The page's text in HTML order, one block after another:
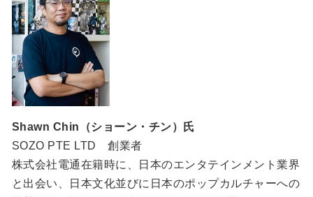
Shawn Chin（ショーン・チン）氏
SOZO PTE LTD 創業者
株式会社電通在籍時に、日本のエンタテインメント業界
と出会い、日本文化並びに日本のポップカルチャーへの